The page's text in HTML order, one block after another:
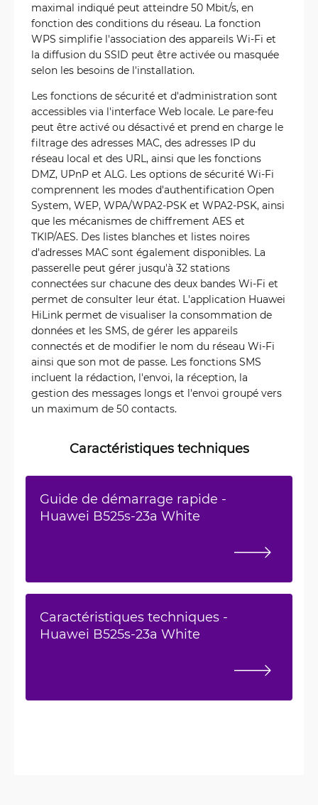
maximal indiqué peut atteindre 50 Mbit/s, en
fonction des conditions du réseau. La fonction
WPS simplifie l'association des appareils Wi-Fi et
la diffusion du SSID peut être activée ou masquée
selon les besoins de l'installation.
Les fonctions de sécurité et d'administration sont
accessibles via l'interface Web locale. Le pare-feu
peut être activé ou désactivé et prend en charge le
filtrage des adresses MAC, des adresses IP du
réseau local et des URL, ainsi que les fonctions
DMZ, UPnP et ALG. Les options de sécurité Wi-Fi
comprennent les modes d'authentification Open
System, WEP, WPA/WPA2-PSK et WPA2-PSK, ainsi
que les mécanismes de chiffrement AES et
TKIP/AES. Des listes blanches et listes noires
d'adresses MAC sont également disponibles. La
passerelle peut gérer jusqu'à 32 stations
connectées sur chacune des deux bandes Wi-Fi et
permet de consulter leur état. L'application Huawei
HiLink permet de visualiser la consommation de
données et les SMS, de gérer les appareils
connectés et de modifier le nom du réseau Wi-Fi
ainsi que son mot de passe. Les fonctions SMS
incluent la rédaction, l'envoi, la réception, la
gestion des messages longs et l'envoi groupé vers
un maximum de 50 contacts.
Caractéristiques techniques
Guide de démarrage rapide -
Huawei B525s-23a White
Caractéristiques techniques -
Huawei B525s-23a White